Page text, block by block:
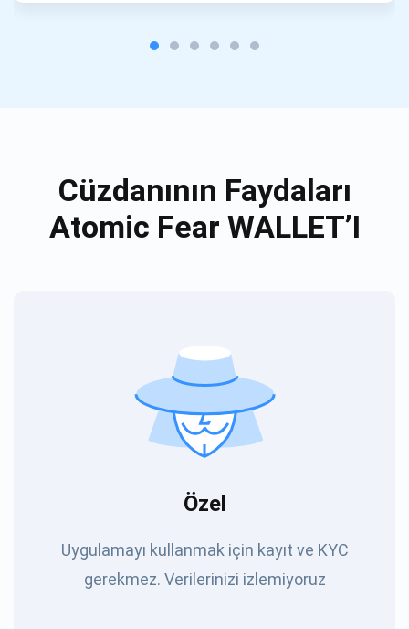
Cüzdanının Faydaları
Atomic Fear WALLET’I
Özel
Uygulamayı kullanmak için kayıt ve KYC
gerekmez. Verilerinizi izlemiyoruz